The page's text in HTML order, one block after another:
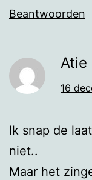
Beantwoorden
Atie
16
Ik snap de
niet..
Maar het